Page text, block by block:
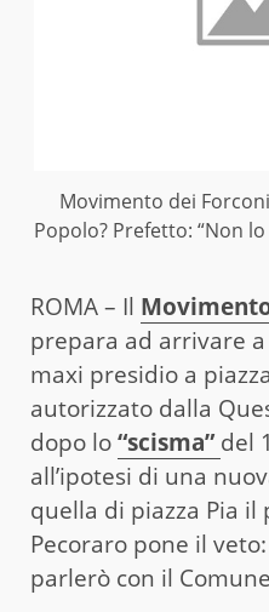
Movimento dei
Popolo? Prefetto: “Non
ROMA – Il
prepara ad arrivare
maxi presidio a
autorizzato dalla
dopo lo“scisma” del
all’ipotesi di una
quella di piazza Pia
Pecoraro pone il
parlerò con il